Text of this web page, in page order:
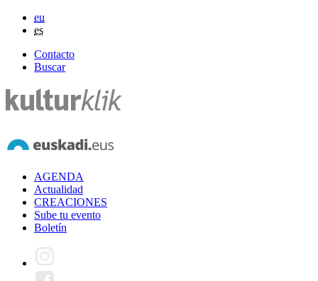
eu
es
Contacto
Buscar
AGENDA
Actualidad
CREACIONES
Sube tu evento
Boletín